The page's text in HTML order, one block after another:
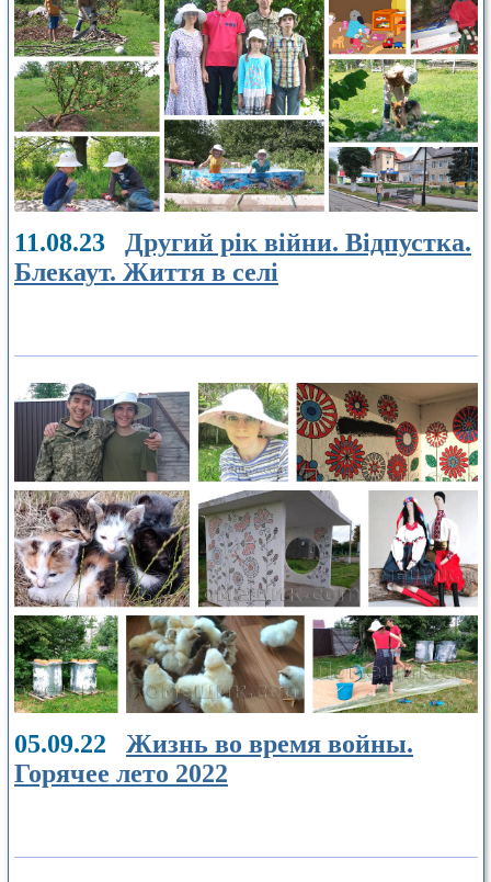
11.08.23 Другий рік війни. Відпустка.
Блекаут. Життя в селі
05.09.22 Жизнь во время войны.
Горячее лето 2022